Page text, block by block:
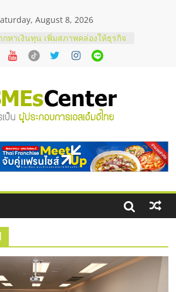
August 8, 2026
ท Cybersecurity ในไทยที่ไหนดี?
เลือกผู้ให้บริการให้คุ้มค่าและตอบ
ธุรกิจ
นาออนไลน์ โอกาสบริหารสถานี
ารน้ำมัน Shell
นาลงทุน แฟรนไชส์ยอนนี่
ครั้งที่ 8
เครื่องเสียงคุณภาพสูง พร้อม
ชันระบบภาพและเสียง